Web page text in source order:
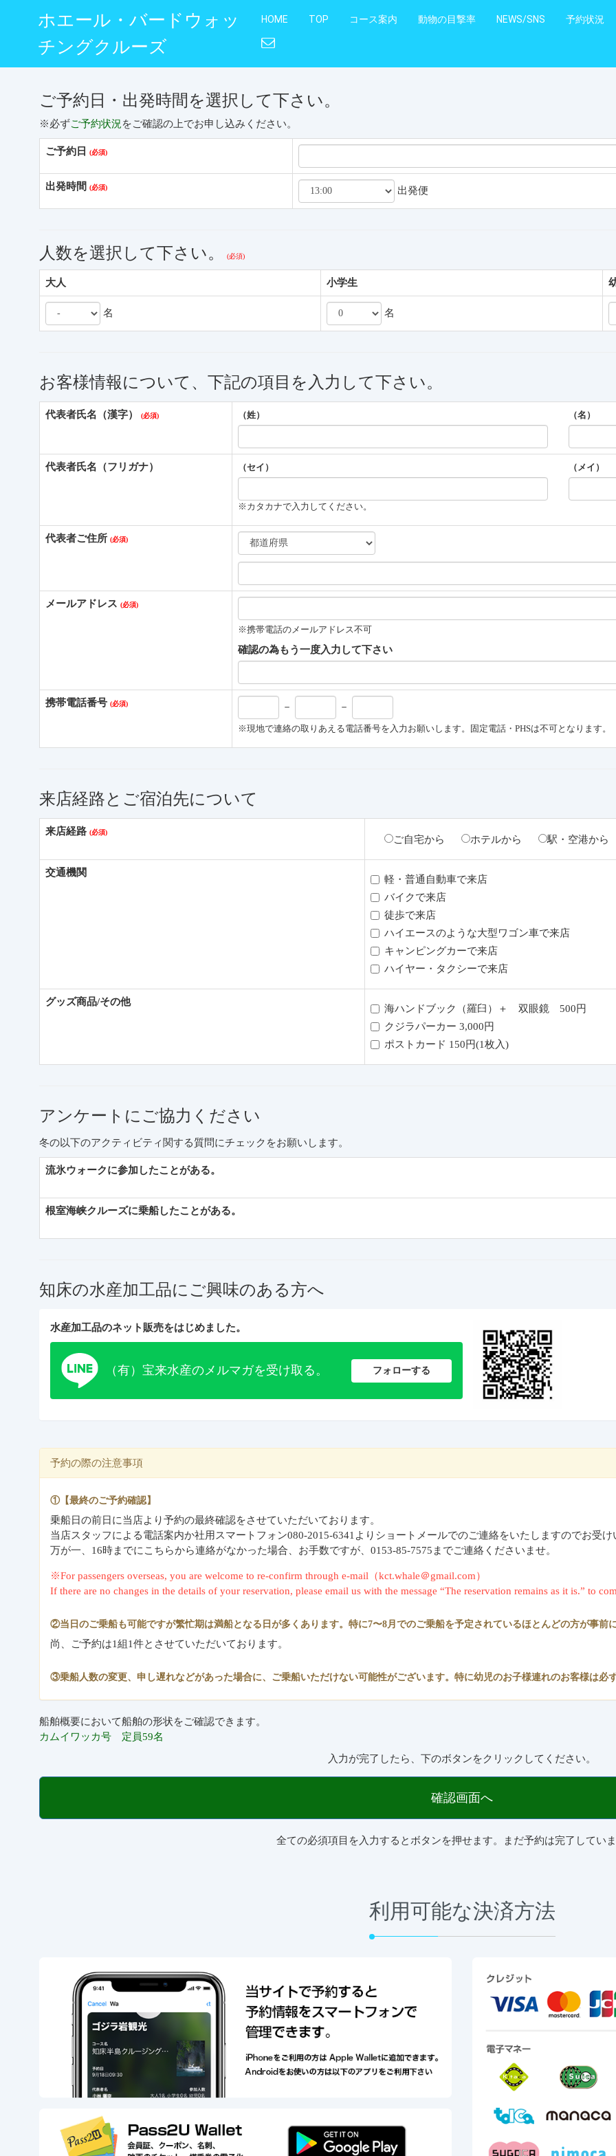
ホエール・バードウォッ
チングクルーズ
HOME TOP コース案内 動物の目撃率 NEWS/SNS 予約状況
ご予約日・出発時間を選択して下さい。
※必ずご予約状況 をご確認の上でお申し込みください。
ご予約日
出発時間 出発便
人数を選択して下さい。
大人 小学生
名 名
お客様情報について、下記の項目を入力して下さい。
代表者氏名（漢字） （姓） （名）
代表者氏名（フリガナ） （セイ） （メイ）
※カタカナで入力してください。
代表者ご住所
メールアドレス
※携帯電話のメールアドレス不可
確認の為もう一度入力して下さい
携帯電話番号 － －
※現地で連絡の取りあえる電話番号を入力お願いします。固定電話・PHSは不可となります。
来店経路とご宿泊先について
来店経路
ご自宅から ホテルから 駅・空港から
交通機関
軽・普通自動車で来店
バイクで来店
徒歩で来店
ハイエースのような大型ワゴン車で来店
キャンピングカーで来店
ハイヤー・タクシーで来店
グッズ商品/その他
海ハンドブック（羅臼）＋ 双眼鏡 500円
クジラパーカー 3,000円
ポストカード 150円(1枚入)
アンケートにご協力ください
冬の以下のアクティビティ関する質問にチェックをお願いします。
流氷ウォークに参加したことがある。
根室海峡クルーズに乗船したことがある。
知床の水産加工品にご興味のある方へ
水産加工品のネット販売をはじめました。
（有）宝来水産のメルマガを受け取る。 フォローする
予約の際の注意事項
①【最終のご予約確認】
乗船日の前日に当店より予約の最終確認をさせていただいております。
当店スタッフによる電話案内か社用スマートフォン080-2015-6341よりショートメールでのご連絡をいたしますのでお受
万が一、16時までにこちらから連絡がなかった場合、お手数ですが、0153-85-7575までご連絡くださいませ。
※For passengers overseas, you are welcome to re-confirm through e-mail（kct.whale＠gmail.com）
If there are no changes in the details of your reservation, please email us with the message “The reservation remains as it is.” to
②当日のご乗船も可能ですが繁忙期は満船となる日が多くあります。特に7〜8月でのご乗船を予定されているほとんどの方が事前
尚、ご予約は1組1件とさせていただいております。
③乗船人数の変更、申し遅れなどがあった場合に、ご乗船いただけない可能性がございます。特に幼児のお子様連れのお客様は必
船舶概要において船舶の形状をご確認できます。
カムイワッカ号 定員59名
入力が完了したら、下のボタンをクリックしてください。
確認画面へ
全ての必須項目を入力するとボタンを押せます。まだ予約は完了してい
利用可能な決済方法